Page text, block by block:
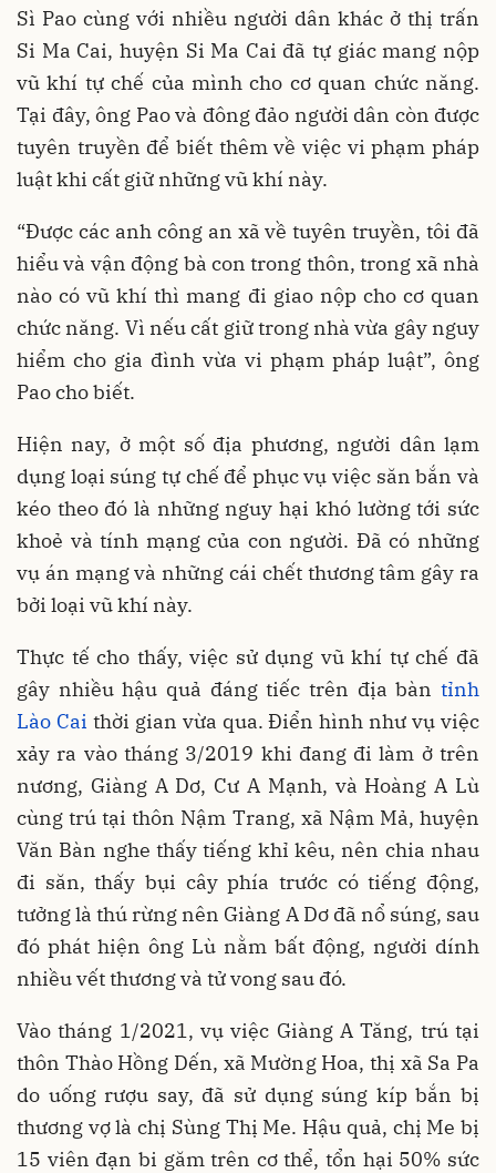
Sì Pao cùng với nhiều người dân khác ở thị trấn
Si Ma Cai, huyện Si Ma Cai đã tự giác mang nộp
vũ khí tự chế của mình cho cơ quan chức năng.
Tại đây, ông Pao và đông đảo người dân còn được
tuyên truyền để biết thêm về việc vi phạm pháp
luật khi cất giữ những vũ khí này.
“Được các anh công an xã về tuyên truyền, tôi đã
hiểu và vận động bà con trong thôn, trong xã nhà
nào có vũ khí thì mang đi giao nộp cho cơ quan
chức năng. Vì nếu cất giữ trong nhà vừa gây nguy
hiểm cho gia đình vừa vi phạm pháp luật”, ông
Pao cho biết.
Hiện nay, ở một số địa phương, người dân lạm
dụng loại súng tự chế để phục vụ việc săn bắn và
kéo theo đó là những nguy hại khó lường tới sức
khoẻ và tính mạng của con người. Đã có những
vụ án mạng và những cái chết thương tâm gây ra
bởi loại vũ khí này.
Thực tế cho thấy, việc sử dụng vũ khí tự chế đã
gây nhiều hậu quả đáng tiếc trên địa bàn tỉnh
Lào Cai thời gian vừa qua. Điển hình như vụ việc
xảy ra vào tháng 3/2019 khi đang đi làm ở trên
nương, Giàng A Dơ, Cư A Mạnh, và Hoàng A Lù
cùng trú tại thôn Nậm Trang, xã Nậm Mả, huyện
Văn Bàn nghe thấy tiếng khỉ kêu, nên chia nhau
đi săn, thấy bụi cây phía trước có tiếng động,
tưởng là thú rừng nên Giàng A Dơ đã nổ súng, sau
đó phát hiện ông Lù nằm bất động, người dính
nhiều vết thương và tử vong sau đó.
Vào tháng 1/2021, vụ việc Giàng A Tăng, trú tại
thôn Thào Hồng Dến, xã Mường Hoa, thị xã Sa Pa
do uống rượu say, đã sử dụng súng kíp bắn bị
thương vợ là chị Sùng Thị Me. Hậu quả, chị Me bị
15 viên đạn bi găm trên cơ thể, tổn hại 50% sức